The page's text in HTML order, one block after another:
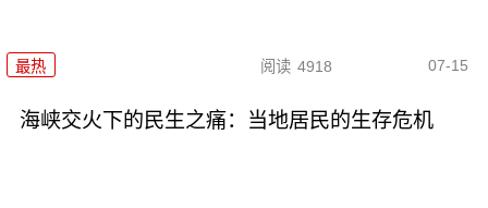
最热 阅读 4918 07-15
海峡交火下的民生之痛：当地居民的生存危机